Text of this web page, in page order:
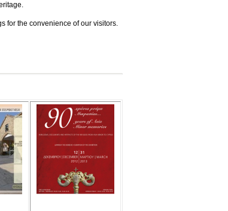
for the convenience of our visitors.